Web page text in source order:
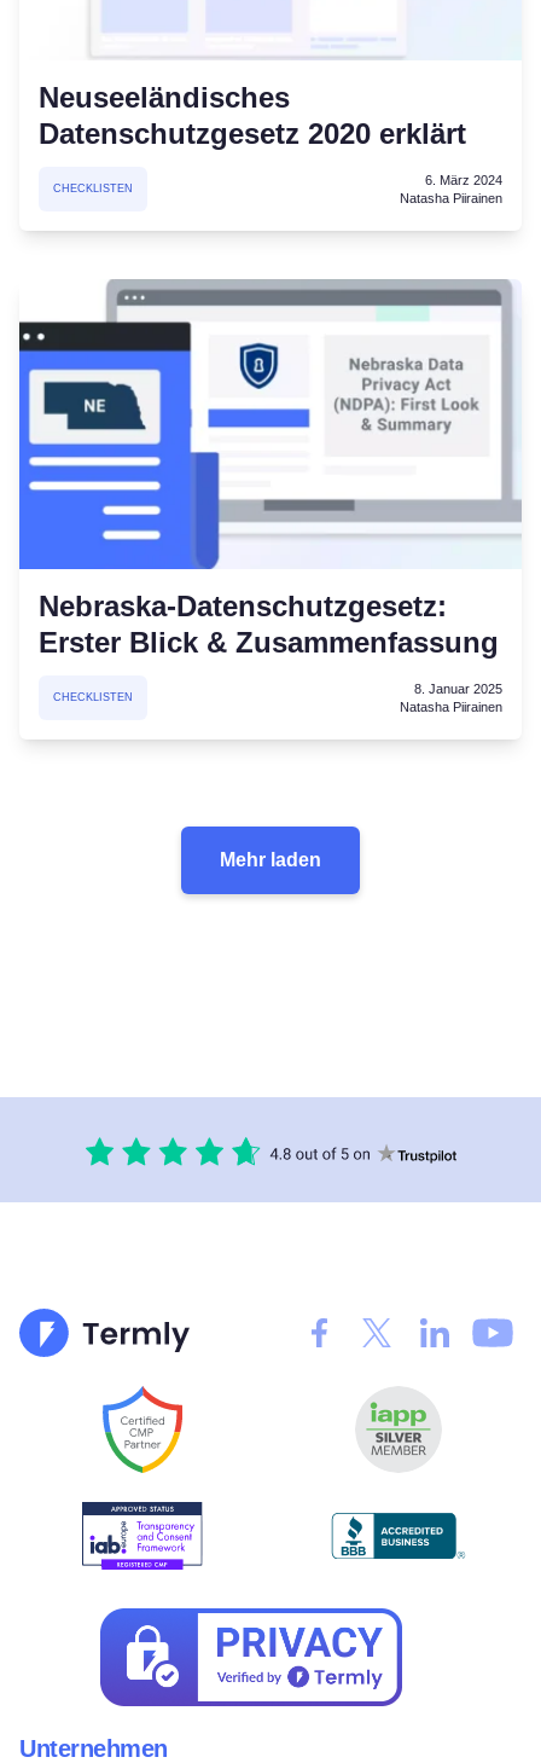
Neuseeländisches
Datenschutzgesetz 2020 erklärt
CHECKLISTEN
6. März 2024
Natasha Piirainen
Nebraska-Datenschutzgesetz:
Erster Blick & Zusammenfassung
CHECKLISTEN
8. Januar 2025
Natasha Piirainen
Mehr laden
Unternehmen